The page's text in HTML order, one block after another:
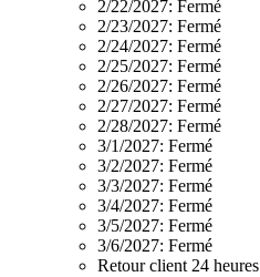
2/22/2027: Fermé
2/23/2027: Fermé
2/24/2027: Fermé
2/25/2027: Fermé
2/26/2027: Fermé
2/27/2027: Fermé
2/28/2027: Fermé
3/1/2027: Fermé
3/2/2027: Fermé
3/3/2027: Fermé
3/4/2027: Fermé
3/5/2027: Fermé
3/6/2027: Fermé
Retour client 24 heures